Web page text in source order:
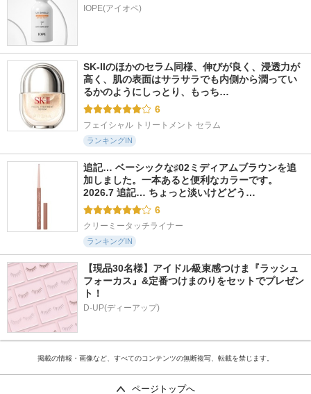
IOPE(アイオペ)
SK-IIのほかのセラム同様、伸びが良く、浸透力が
高く、肌の表面はサラサラでも内側から潤ってい
るかのようにしっとり、もっち…
6
フェイシャル トリートメント セラム
ランキングIN
追記… ベーシックな♯02ミディアムブラウンを追
加しました。一本あると便利なカラーです。
2026.7 追記… ちょっと淡いけどどう…
6
クリーミータッチライナー
ランキングIN
【現品30名様】アイドル級束感つけま『ラッシュ
フォーカス』&定番つけまのりをセットでプレゼン
ト！
D-UP(ディーアップ)
掲載の情報・画像など、すべてのコンテンツの無断複写、転載を禁じます。
ページトップへ